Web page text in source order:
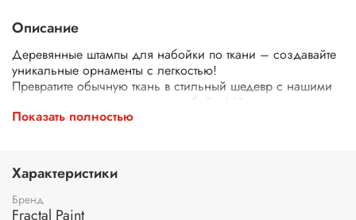
Описание
Деревянные штампы для набойки по ткани – создавайте
уникальные орнаменты с легкостью!
Превратите обычную ткань в стильный шедевр с нашими
деревянными штампами для набойки! Идеально
подходят для декора одежды, текстиля, сумок, скатертей
Экологичные – изготовлены из дерева.
Четкий оттиск – резные узоры и орнаменты гарантируют
аккуратный и красивый рисунок.
Эргономичная форма для комфортного нанесения.
Показать полностью
Характеристики
Бренд
Fractal Paint